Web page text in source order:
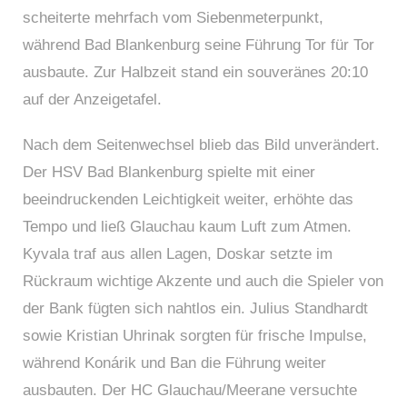
scheiterte mehrfach vom Siebenmeterpunkt,
während Bad Blankenburg seine Führung Tor für Tor
ausbaute. Zur Halbzeit stand ein souveränes 20:10
auf der Anzeigetafel.
Nach dem Seitenwechsel blieb das Bild unverändert.
Der HSV Bad Blankenburg spielte mit einer
beeindruckenden Leichtigkeit weiter, erhöhte das
Tempo und ließ Glauchau kaum Luft zum Atmen.
Kyvala traf aus allen Lagen, Doskar setzte im
Rückraum wichtige Akzente und auch die Spieler von
der Bank fügten sich nahtlos ein. Julius Standhardt
sowie Kristian Uhrinak sorgten für frische Impulse,
während Konárik und Ban die Führung weiter
ausbauten. Der HC Glauchau/Meerane versuchte